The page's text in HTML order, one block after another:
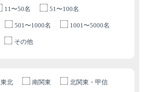
11〜50名 51〜100名
501〜1000名 1001〜5000名
その他
東北 南関東 北関東・甲信